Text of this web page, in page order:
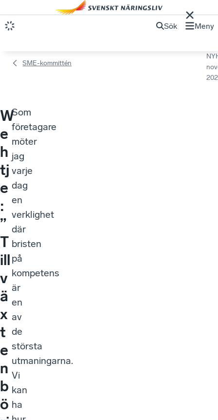
Sök Meny
SME-kommittén
W
e
h
tj
e
:
”
T
ill
v
ä
x
t
e
n
b
ö
Som
företagare
möter
jag
varje
dag
en
verklighet
där
bristen
på
kompetens
är
en
av
de
största
utmaningarna.
Vi
kan
ha